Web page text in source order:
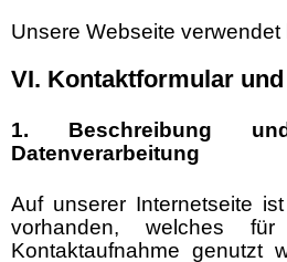
Unsere Webseite
VI. Kontaktformular
1. Beschreibung
Datenverarbeitung
Auf unserer Internetseite
vorhanden, welches
Kontaktaufnahme genutzt